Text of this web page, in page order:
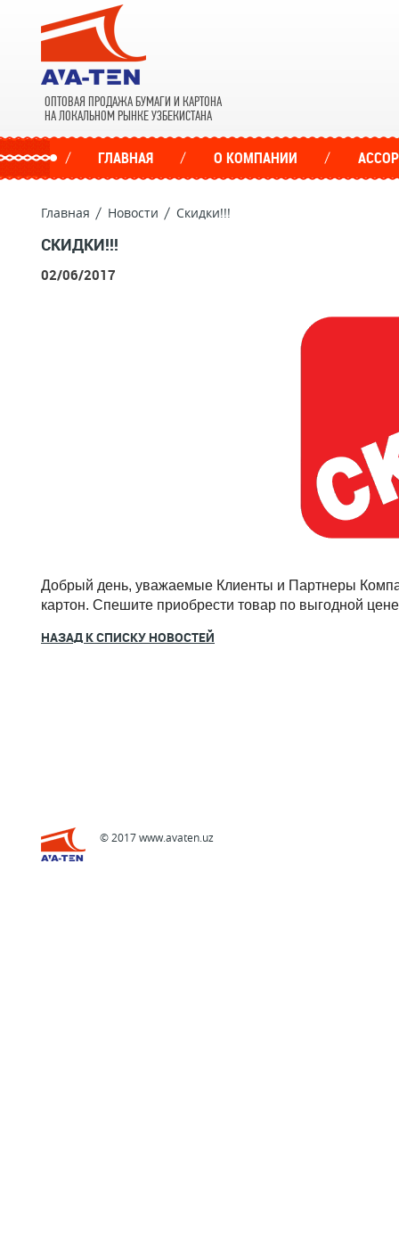
ОПТОВАЯ ПРОДАЖА БУМАГИ И КАРТОНА
НА ЛОКАЛЬНОМ РЫНКЕ УЗБЕКИСТАНА
ГЛАВНАЯ О КОМПАНИИ
Главная Новости Скидки!!!
СКИДКИ!!!
02/06/2017
Добрый день, уважаемые Клиенты и Партнеры
картон. Спешите приобрести товар по выгодной
НАЗАД К СПИСКУ НОВОСТЕЙ
© 2017 www.avaten.uz